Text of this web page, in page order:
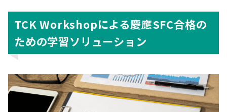
TCK Workshopによる慶應SFC合格の
ための学習ソリューション